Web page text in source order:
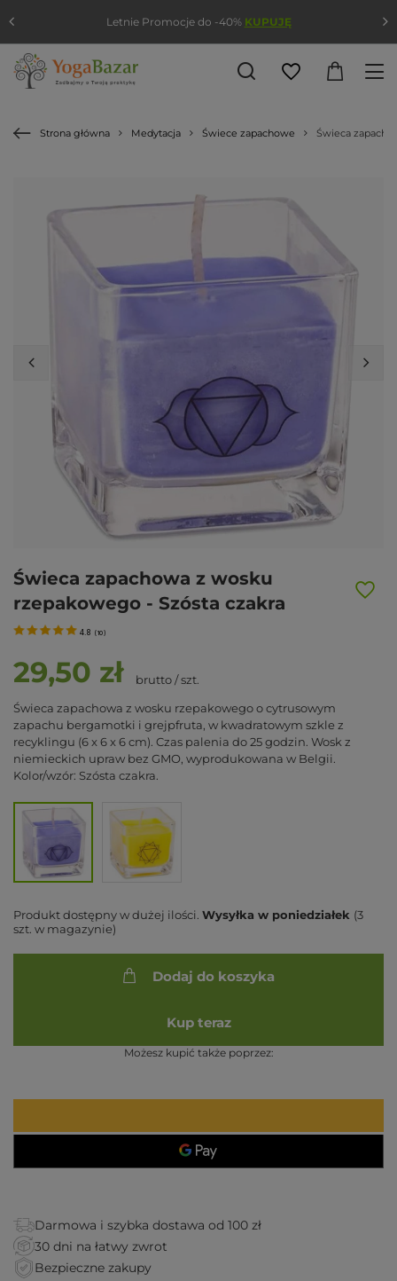
Strona główna Medytacja Świece zapachowe Świeca
Świeca zapachowa z wosku
rzepakowego - Szósta czakra
4.8 (10)
29,50 zł brutto/szt.
Świeca zapachowa z wosku rzepakowego o cytrusowym
zapachu bergamotki i grejpfruta, w kwadratowym szkle z
recyklingu (6 x 6 x 6 cm). Czas palenia do 25 godzin. Wosk z
niemieckich upraw bez GMO, wyprodukowana w Belgii.
Kolor/wzór: Szósta czakra.
Produkt dostępny w dużej ilości Wysyłka w poniedziałek (3
szt. w magazynie)
Dodaj do koszyka
Kup teraz
Możesz kupić także poprzez:
Darmowa i szybka dostawa od 100 zł
30 dni na łatwy zwrot
Bezpieczne zakupy
Letnie Promocje do -40% KUPUJĘ